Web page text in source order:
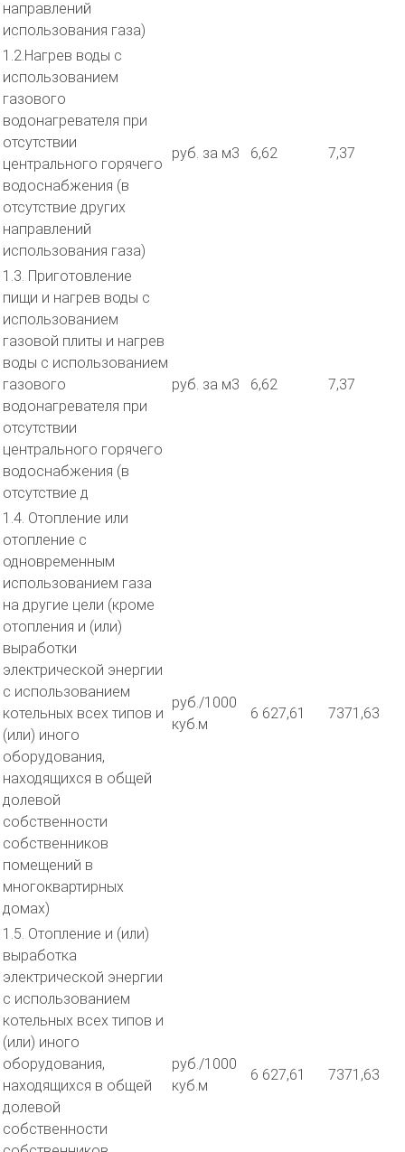
направлений
использования газа)
1.2.Нагрев воды с
использованием
газового
водонагревателя при
отсутствии
центрального горячего
водоснабжения (в
отсутствие других
направлений
использования газа)
руб. за м3 6,62 7,37
1.3. Приготовление
пищи и нагрев воды с
использованием
газовой плиты и нагрев
воды с использованием
газового
водонагревателя при
отсутствии
центрального горячего
водоснабжения (в
отсутствие д
руб. за м3 6,62 7,37
1.4. Отопление или
отопление с
одновременным
использованием газа
на другие цели (кроме
отопления и (или)
выработки
электрической энергии
с использованием
котельных всех типов и
(или) иного
оборудования,
находящихся в общей
долевой
собственности
собственников
помещений в
многоквартирных
домах)
руб./1000
куб.м
6 627,61 7371,63
1.5. Отопление и (или)
выработка
электрической энергии
с использованием
котельных всех типов и
(или) иного
оборудования,
находящихся в общей
долевой
собственности
руб./1000
куб.м
6 627,61 7371,63